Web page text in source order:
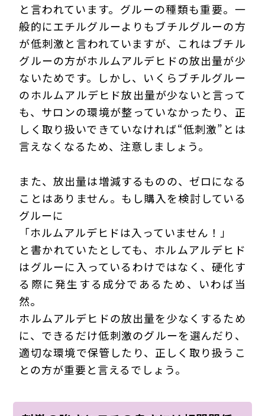
と言われています。グルーの種類も重要。一
般的にエチルグルーよりもブチルグルーの方
が低刺激と言われていますが、これはブチル
グルーの方がホルムアルデヒドの放出量が少
ないためです。しかし、いくらブチルグルー
のホルムアルデヒド放出量が少ないと言って
も、サロンの環境が整っていなかったり、正
しく取り扱いできていなければ“低刺激”とは
言えなくなるため、注意しましょう。
また、放出量は増減するものの、ゼロになる
ことはありません。もし購入を検討している
グルーに
「ホルムアルデヒドは入っていません！」
と書かれていたとしても、ホルムアルデヒド
はグルーに入っているわけではなく、硬化す
る際に発生する成分であるため、いわば当
然。
ホルムアルデヒドの放出量を少なくするため
に、できるだけ低刺激のグルーを選んだり、
適切な環境で保管したり、正しく取り扱うこ
との方が重要と言えるでしょう。